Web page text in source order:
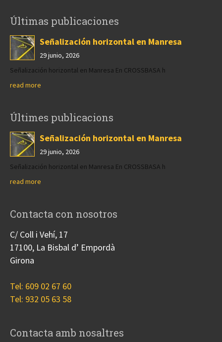
Últimas publicaciones
Señalización horizontal en Manresa
29 junio, 2026
Señalización horizontal en Manresa En CROSSBASA h
read more
Últimes publicacions
Señalización horizontal en Manresa
29 junio, 2026
Señalización horizontal en Manresa En CROSSBASA h
read more
Contacta con nosotros
C/ Coll i Vehí, 17
17100, La Bisbal d’ Empordà
Girona
Tel: 609 02 67 60
Tel: 932 05 63 58
Contacta amb nosaltres